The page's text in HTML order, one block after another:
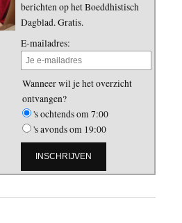
berichten op het Boeddhistisch
Dagblad. Gratis.
E-mailadres:
Wanneer wil je het overzicht
ontvangen?
's ochtends om 7:00
's avonds om 19:00